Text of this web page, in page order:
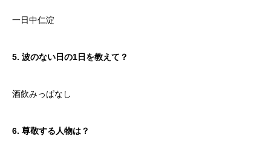
一日中仁淀
5. 波のない日の1日を教えて？
酒飲みっぱなし
6. 尊敬する人物は？